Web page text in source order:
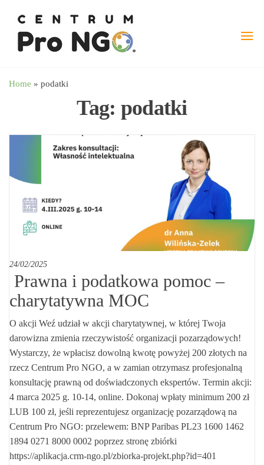
treści
Home » podatki
Tag: podatki
24/02/2025
Prawna i podatkowa pomoc –
charytatywna MOC
O akcji Weź udział w akcji charytatywnej, w której Twoja
darowizna zmienia rzeczywistość organizacji pozarządowych!
Wystarczy, że wpłacisz dowolną kwotę powyżej 200 złotych na
rzecz Centrum Pro NGO, a w zamian otrzymasz profesjonalną
konsultację prawną od doświadczonych ekspertów. Termin akcji:
4 marca 2025 g. 10-14, online. Dokonaj wpłaty minimum 200 zł
LUB 100 zł, jeśli reprezentujesz organizację pozarządową na
Centrum Pro NGO: przelewem: BNP Paribas PL23 1600 1462
1894 0271 8000 0002 poprzez stronę zbiórki
https://aplikacja.crm-ngo.pl/zbiorka-projekt.php?id=401